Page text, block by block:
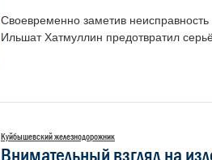
Своевременно заметив
Ильшат Хатмуллин предотвратил
Куйбышевский железнодорожник
Внимательный взгляд на